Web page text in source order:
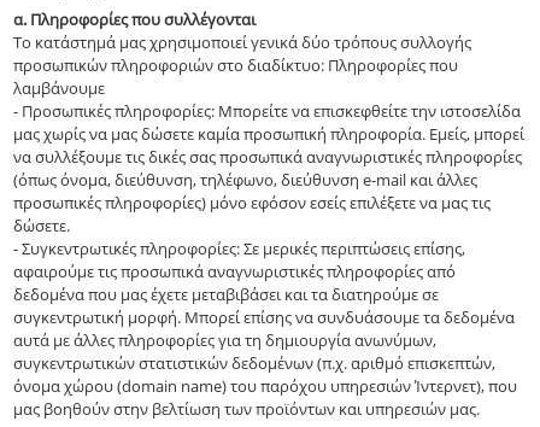
α. Πληροφορίες που συλλέγονται
Το κατάστημά μας χρησιμοποιεί γενικά δύο τρόπους συλλογής
προσωπικών πληροφοριών στο διαδίκτυο: Πληροφορίες που
λαμβάνουμε
- Προσωπικές πληροφορίες: Μπορείτε να επισκεφθείτε την ιστοσελίδα
μας χωρίς να μας δώσετε καμία προσωπική πληροφορία. Εμείς, μπορεί
να συλλέξουμε τις δικές σας προσωπικά αναγνωριστικές πληροφορίες
(όπως όνομα, διεύθυνση, τηλέφωνο, διεύθυνση e-mail και άλλες
προσωπικές πληροφορίες) μόνο εφόσον εσείς επιλέξετε να μας τις
δώσετε.
- Συγκεντρωτικές πληροφορίες: Σε μερικές περιπτώσεις επίσης,
αφαιρούμε τις προσωπικά αναγνωριστικές πληροφορίες από
δεδομένα που μας έχετε μεταβιβάσει και τα διατηρούμε σε
συγκεντρωτική μορφή. Μπορεί επίσης να συνδυάσουμε τα δεδομένα
αυτά με άλλες πληροφορίες για τη δημιουργία ανωνύμων,
συγκεντρωτικών στατιστικών δεδομένων (π.χ. αριθμό επισκεπτών,
όνομα χώρου (domain name) του παρόχου υπηρεσιών Ίντερνετ), που
μας βοηθούν στην βελτίωση των προϊόντων και υπηρεσιών μας.